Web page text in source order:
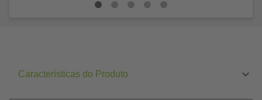
Características do Produto